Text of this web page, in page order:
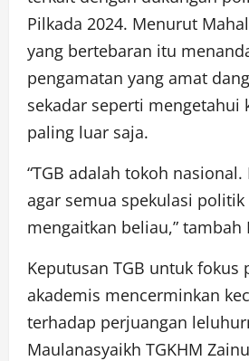
Pilkada 2024. Menurut
yang bertebaran itu
pengamatan yang amat
sekadar seperti mengetahui
paling luar saja.
“TGB adalah tokoh
agar semua spekulasi
mengaitkan beliau,” tambah
Keputusan TGB untuk fokus
akademis mencerminkan
terhadap perjuangan
Maulanasyaikh TGKHM